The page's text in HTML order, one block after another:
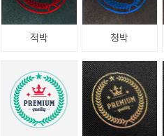
적박 청박